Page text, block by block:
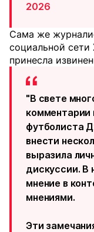
2026
Сама же
социальной сети
принесла
"В свете
комментарии
футболиста
внести
выразила
дискуссии. В
мнение в
мнениями.
Эти